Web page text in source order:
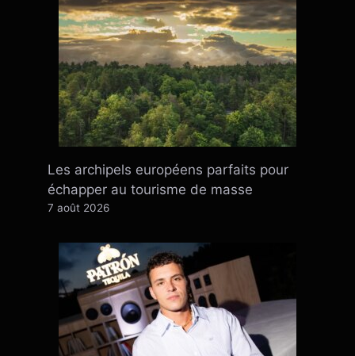
Les archipels européens parfaits pour
échapper au tourisme de masse
7 août 2026